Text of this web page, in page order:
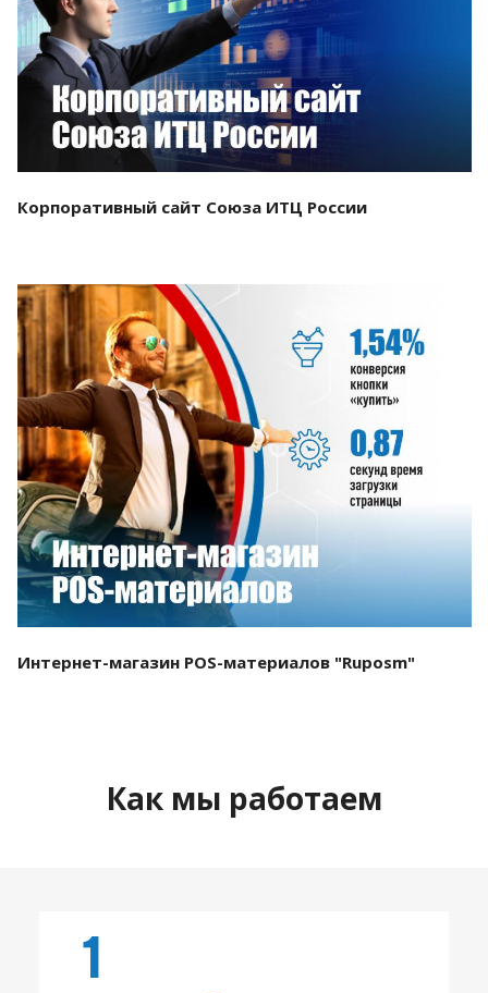
Смотреть проект
Корпоративный сайт Союза ИТЦ России
Смотреть проект
Интернет-магазин POS-материалов "Ruposm"
Как мы работаем
1